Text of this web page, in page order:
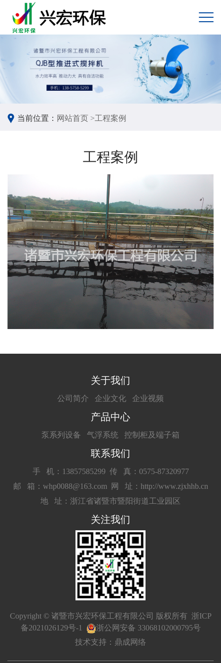
当前位置： 网站首页 >工程案例
工程案例
关于我们
公司简介 企业文化 企业视频
产品中心
泵系列设备 气浮系统 控制柜及端子箱
联系我们
手 机：13857585299 传 真：0575-87320977
邮 箱：whp0088@163.com
网 址：http://www.zjxhhb.cn
地 址：浙江省诸暨市暨阳街道工业园区
关注我们
Copyright © 诸暨市兴宏环保工程有限公司 版权所有 浙ICP
备2021026129号-1
浙公网安备 33068102000795号
技术支持：鼎成网络